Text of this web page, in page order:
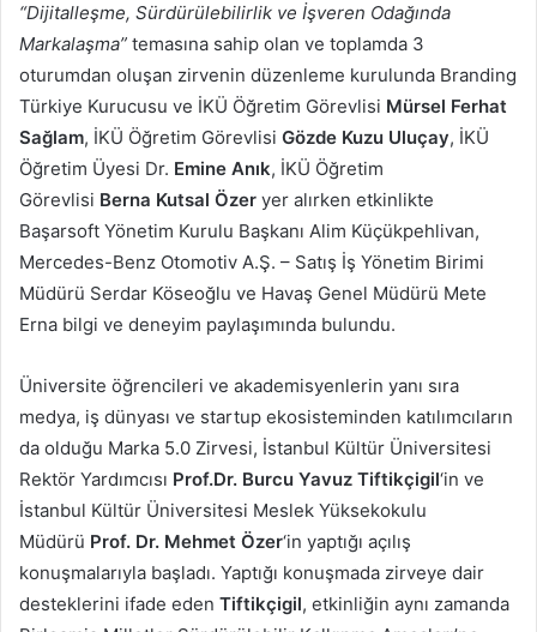
“Dijitalleşme, Sürdürülebilirlik ve İşveren Odağında
Markalaşma” temasına sahip olan ve toplamda 3
oturumdan oluşan zirvenin düzenleme kurulunda Branding
Türkiye Kurucusu ve İKÜ Öğretim Görevlisi Mürsel Ferhat
Sağlam, İKÜ Öğretim Görevlisi Gözde Kuzu Uluçay, İKÜ
Öğretim Üyesi Dr. Emine Anık, İKÜ Öğretim
Görevlisi Berna Kutsal Özer yer alırken etkinlikte
Başarsoft Yönetim Kurulu Başkanı Alim Küçükpehlivan,
Mercedes-Benz Otomotiv A.Ş. – Satış İş Yönetim Birimi
Müdürü Serdar Köseoğlu ve Havaş Genel Müdürü Mete
Erna bilgi ve deneyim paylaşımında bulundu.
Üniversite öğrencileri ve akademisyenlerin yanı sıra
medya, iş dünyası ve startup ekosisteminden katılımcıların
da olduğu Marka 5.0 Zirvesi, İstanbul Kültür Üniversitesi
Rektör Yardımcısı Prof.Dr. Burcu Yavuz Tiftikçigil‘in ve
İstanbul Kültür Üniversitesi Meslek Yüksekokulu
Müdürü Prof. Dr. Mehmet Özer‘in yaptığı açılış
konuşmalarıyla başladı. Yaptığı konuşmada zirveye dair
desteklerini ifade eden Tiftikçigil, etkinliğin aynı zamanda